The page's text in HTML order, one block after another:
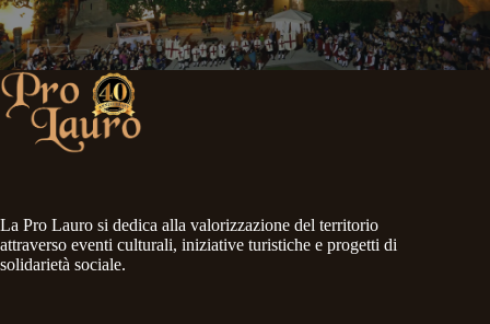
La Pro Lauro si dedica alla valorizzazione del territorio
attraverso eventi culturali, iniziative turistiche e progetti di
solidarietà sociale.